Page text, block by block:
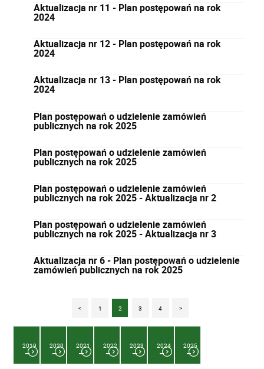
Aktualizacja nr 11 - Plan postępowań na rok
2024
Aktualizacja nr 12 - Plan postępowań na rok
2024
Aktualizacja nr 13 - Plan postępowań na rok
2024
Plan postępowań o udzielenie zamówień
publicznych na rok 2025
Plan postępowań o udzielenie zamówień
publicznych na rok 2025
Plan postępowań o udzielenie zamówień
publicznych na rok 2025 - Aktualizacja nr 2
Plan postępowań o udzielenie zamówień
publicznych na rok 2025 - Aktualizacja nr 3
Aktualizacja nr 6 - Plan postępowań o udzielenie
zamówień publicznych na rok 2025
< 1 2 3 4 >
2019 2020 2021 2022 2023 2024 2025